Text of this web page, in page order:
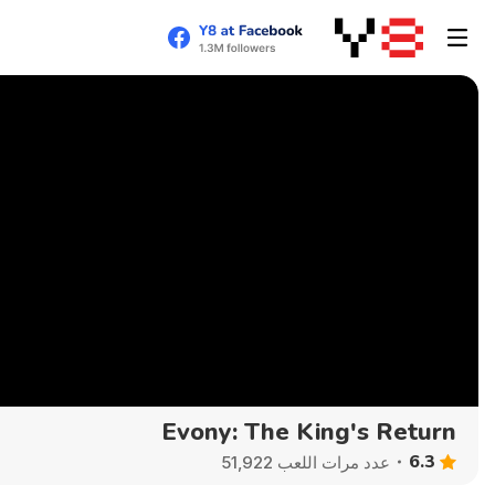
Evony: The King's Return
6.3 عدد مرات اللعب 51,922